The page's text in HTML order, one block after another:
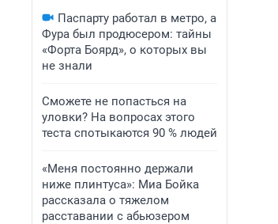
Паспарту работал в метро, а
Фура был продюсером: тайны
«Форта Боярд», о которых вы
не знали
Сможете не попасться на
уловки? На вопросах этого
теста спотыкаются 90 % людей
«Меня постоянно держали
ниже плинтуса»: Миа Бойка
рассказала о тяжелом
расставании с абьюзером